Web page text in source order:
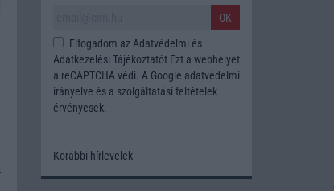
OK
Elfogadom az Adatvédelmi és
Adatkezelési TájékoztatótEzt a webhelyet
a reCAPTCHA védi. A Google adatvédelmi
irányelve és a szolgáltatási feltételek
érvényesek.
Korábbi hírlevelek